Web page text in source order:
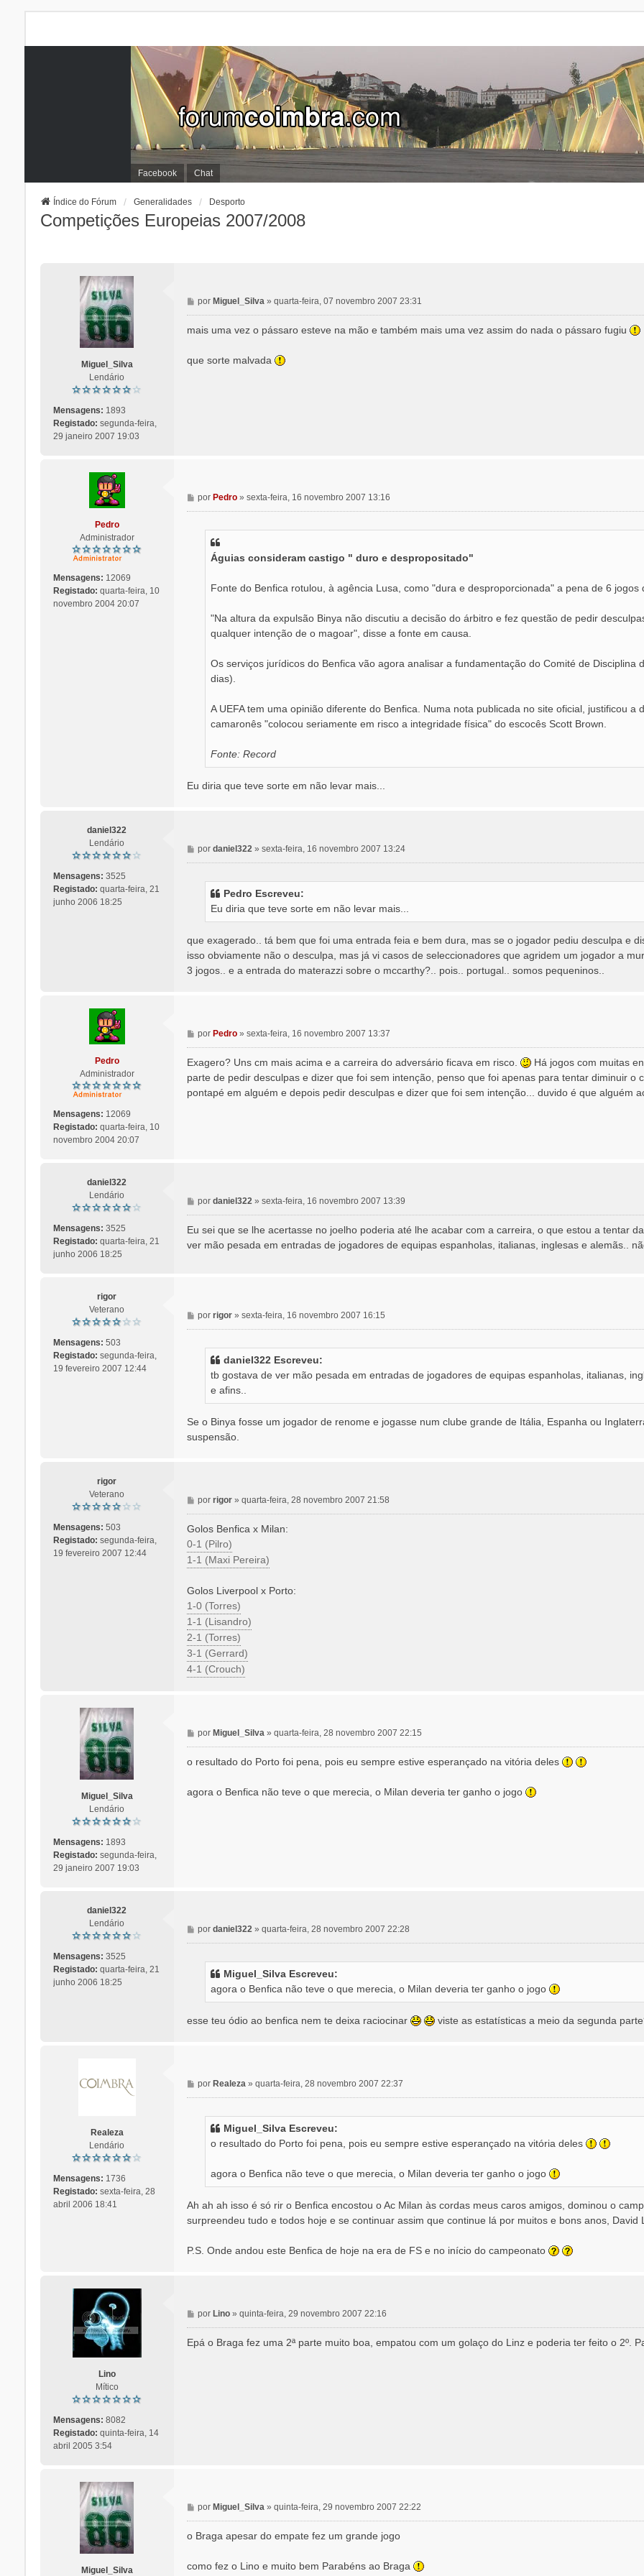
Facebook Chat
Índice do Fórum Generalidades Desporto
Competições Europeias 2007/2008
Miguel_Silva
Lendário
Mensagens: 1893
Registado: segunda-feira,
29 janeiro 2007 19:03
M
e
g
porMiguel_Silva »quarta-feira, 07 novembro 2007 23:31
mais uma vez o pássaro esteve na mão e também mais uma vez assim do nada o pássaro fugiu
que sorte malvada
Pedro
Administrador
Mensagens: 12069
Registado: quarta-feira, 10
novembro 2004 20:07
M
e
porPedro »sexta-feira, 16 novembro 2007 13:16
Águias consideram castigo " duro e despropositado"
Fonte do Benfica rotulou, à agência Lusa, como "dura e desproporcionada" a pena de 6 jogos
"Na altura da expulsão Binya não discutiu a decisão do árbitro e fez questão de pedir
qualquer intenção de o magoar", disse a fonte em causa.
Os serviços jurídicos do Benfica vão agora analisar a fundamentação do Comité de Disciplina
dias).
A UEFA tem uma opinião diferente do Benfica. Numa nota publicada no site oficial, justificou
camaronês "colocou seriamente em risco a integridade física" do escocês Scott Brown.
Fonte: Record
Eu diria que teve sorte em não levar mais...
daniel322
Lendário
Mensagens: 3525
Registado: quarta-feira, 21
junho 2006 18:25
M
e
m
pordaniel322 »sexta-feira, 16 novembro 2007 13:24
Pedro Escreveu:
Eu diria que teve sorte em não levar mais...
que exagerado.. tá bem que foi uma entrada feia e bem dura, mas se o jogador pediu desculpa e
isso obviamente não o desculpa, mas já vi casos de seleccionadores que agridem um jogador a
3 jogos.. e a entrada do materazzi sobre o mccarthy?.. pois.. portugal.. somos pequeninos..
Pedro
Administrador
Mensagens: 12069
Registado: quarta-feira, 10
novembro 2004 20:07
M
e
a
g
porPedro »sexta-feira, 16 novembro 2007 13:37
Exagero? Uns cm mais acima e a carreira do adversário ficava em risco.
Há jogos com muitas
parte de pedir desculpas e dizer que foi sem intenção, penso que foi apenas para tentar diminuir
pontapé em alguém e depois pedir desculpas e dizer que foi sem intenção... duvido é que alguém
daniel322
Lendário
Mensagens: 3525
Registado: quarta-feira, 21
junho 2006 18:25
M
e
a
pordaniel322 »sexta-feira, 16 novembro 2007 13:39
Eu sei que se lhe acertasse no joelho poderia até lhe acabar com a carreira, o que estou a tentar
ver mão pesada em entradas de jogadores de equipas espanholas, italianas, inglesas e alemãs..
rigor
Veterano
Mensagens: 503
Registado: segunda-feira,
19 fevereiro 2007 12:44
M
e
porrigor »sexta-feira, 16 novembro 2007 16:15
daniel322 Escreveu:
tb gostava de ver mão pesada em entradas de jogadores de equipas espanholas, italianas,
e afins..
Se o Binya fosse um jogador de renome e jogasse num clube grande de Itália, Espanha ou
suspensão.
rigor
Veterano
Mensagens: 503
Registado: segunda-feira,
19 fevereiro 2007 12:44
M
e
a
g
m
porrigor »quarta-feira, 28 novembro 2007 21:58
Golos Benfica x Milan:
0-1 (Pilro)
1-1 (Maxi Pereira)
Golos Liverpool x Porto:
1-0 (Torres)
1-1 (Lisandro)
2-1 (Torres)
3-1 (Gerrard)
4-1 (Crouch)
Miguel_Silva
Lendário
Mensagens: 1893
Registado: segunda-feira,
29 janeiro 2007 19:03
M
e
g
porMiguel_Silva »quarta-feira, 28 novembro 2007 22:15
o resultado do Porto foi pena, pois eu sempre estive esperançado na vitória deles
agora o Benfica não teve o que merecia, o Milan deveria ter ganho o jogo
daniel322
Lendário
Mensagens: 3525
Registado: quarta-feira, 21
junho 2006 18:25
M
e
m
pordaniel322 »quarta-feira, 28 novembro 2007 22:28
Miguel_Silva Escreveu:
agora o Benfica não teve o que merecia, o Milan deveria ter ganho o jogo
esse teu ódio ao benfica nem te deixa raciocinar viste as estatísticas a meio da segunda
Realeza
Lendário
Mensagens: 1736
Registado: sexta-feira, 28
abril 2006 18:41
M
e
porRealeza »quarta-feira, 28 novembro 2007 22:37
Miguel_Silva Escreveu:
o resultado do Porto foi pena, pois eu sempre estive esperançado na vitória deles
agora o Benfica não teve o que merecia, o Milan deveria ter ganho o jogo
Ah ah ah isso é só rir o Benfica encostou o Ac Milan às cordas meus caros amigos, dominou o
surpreendeu tudo e todos hoje e se continuar assim que continue lá por muitos e bons anos, David
P.S. Onde andou este Benfica de hoje na era de FS e no início do campeonato
Lino
Mítico
Mensagens: 8082
Registado: quinta-feira, 14
abril 2005 3:54
M
e
s
porLino »quinta-feira, 29 novembro 2007 22:16
Epá o Braga fez uma 2ª parte muito boa, empatou com um golaço do Linz e poderia ter feito o 2º.
Miguel_Silva
M
e
n
g
porMiguel_Silva »quinta-feira, 29 novembro 2007 22:22
o Braga apesar do empate fez um grande jogo
como fez o Lino e muito bem Parabéns ao Braga